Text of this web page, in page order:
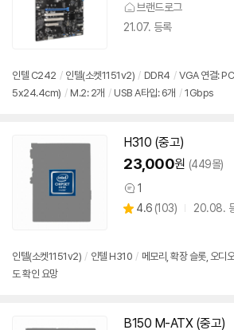
브랜드로그
21.07. 등록
인텔 C242 / 인텔(소켓1151v2) / DDR4 / VGA 연결:
5x24.4cm) / M.2: 2개 / USB A타입: 6개 / 1Gbps
H310 (중고)
23,000원 (449몰)
상
품
1
별
4.6 (상
뷰
103) 20.08.
인텔(소켓1151v2) / 인텔 H310 / 메모리, 확장 슬롯, 오디
도 확인 요망
B150 M-ATX (중고)